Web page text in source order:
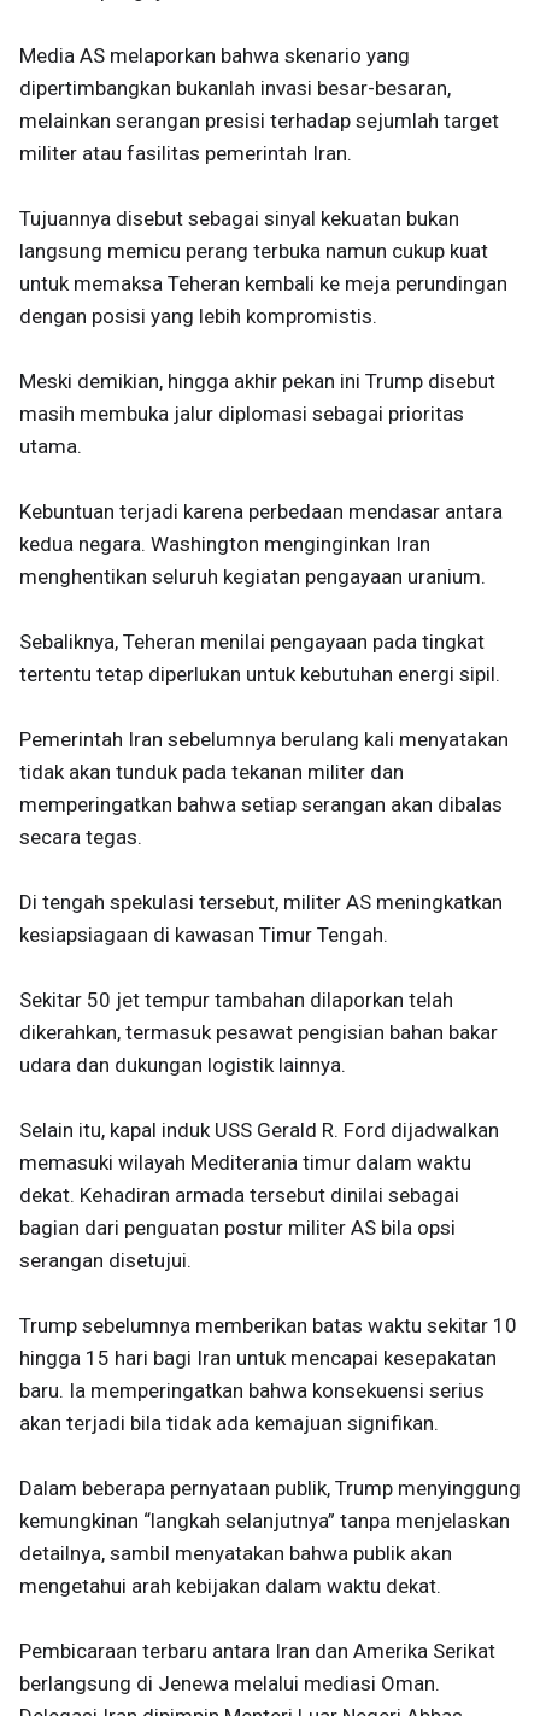
Media AS melaporkan bahwa skenario yang
dipertimbangkan bukanlah invasi besar-besaran,
melainkan serangan presisi terhadap sejumlah target
militer atau fasilitas pemerintah Iran.
Tujuannya disebut sebagai sinyal kekuatan bukan
langsung memicu perang terbuka namun cukup kuat
untuk memaksa Teheran kembali ke meja perundingan
dengan posisi yang lebih kompromistis.
Meski demikian, hingga akhir pekan ini Trump disebut
masih membuka jalur diplomasi sebagai prioritas
utama.
Kebuntuan terjadi karena perbedaan mendasar antara
kedua negara. Washington menginginkan Iran
menghentikan seluruh kegiatan pengayaan uranium.
Sebaliknya, Teheran menilai pengayaan pada tingkat
tertentu tetap diperlukan untuk kebutuhan energi sipil.
Pemerintah Iran sebelumnya berulang kali menyatakan
tidak akan tunduk pada tekanan militer dan
memperingatkan bahwa setiap serangan akan dibalas
secara tegas.
Di tengah spekulasi tersebut, militer AS meningkatkan
kesiapsiagaan di kawasan Timur Tengah.
Sekitar 50 jet tempur tambahan dilaporkan telah
dikerahkan, termasuk pesawat pengisian bahan bakar
udara dan dukungan logistik lainnya.
Selain itu, kapal induk USS Gerald R. Ford dijadwalkan
memasuki wilayah Mediterania timur dalam waktu
dekat. Kehadiran armada tersebut dinilai sebagai
bagian dari penguatan postur militer AS bila opsi
serangan disetujui.
Trump sebelumnya memberikan batas waktu sekitar 10
hingga 15 hari bagi Iran untuk mencapai kesepakatan
baru. Ia memperingatkan bahwa konsekuensi serius
akan terjadi bila tidak ada kemajuan signifikan.
Dalam beberapa pernyataan publik, Trump menyinggung
kemungkinan “langkah selanjutnya” tanpa menjelaskan
detailnya, sambil menyatakan bahwa publik akan
mengetahui arah kebijakan dalam waktu dekat.
Pembicaraan terbaru antara Iran dan Amerika Serikat
berlangsung di Jenewa melalui mediasi Oman.